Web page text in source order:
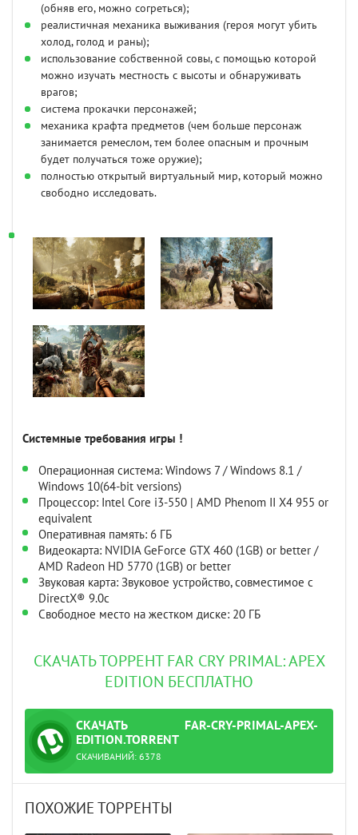
(обняв его, можно согреться);
реалистичная механика выживания (героя могут убить
холод, голод и раны);
использование собственной совы, с помощью которой
можно изучать местность с высоты и обнаруживать
врагов;
система прокачки персонажей;
механика крафта предметов (чем больше персонаж
занимается ремеслом, тем более опасным и прочным
будет получаться тоже оружие);
полностью открытый виртуальный мир, который можно
свободно исследовать.
Системные требования игры !
Операционная система: Windows 7 / Windows 8.1 /
Windows 10(64-bit versions)
Процессор: Intel Core i3-550 | AMD Phenom II X4 955 or
equivalent
Оперативная память: 6 ГБ
Видеокарта: NVIDIA GeForce GTX 460 (1GB) or better /
AMD Radeon HD 5770 (1GB) or better
Звуковая карта: Звуковое устройство, совместимое с
DirectX® 9.0с
Свободное место на жестком диске: 20 ГБ
СКАЧАТЬ ТОРРЕНТ FAR CRY PRIMAL: APEX
EDITION БЕСПЛАТНО
СКАЧАТЬ
ТОРРЕНТ
FAR-CRY-PRIMAL-APEX-
EDITION.TORRENT
СКАЧИВАНИЙ: 6378
ПОХОЖИЕ ТОРРЕНТЫ